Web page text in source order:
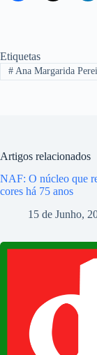
Etiquetas
#Ana Margarida
Artigos relacionados
NAF: O núcleo que
cores há 75 anos
15 de Junho,